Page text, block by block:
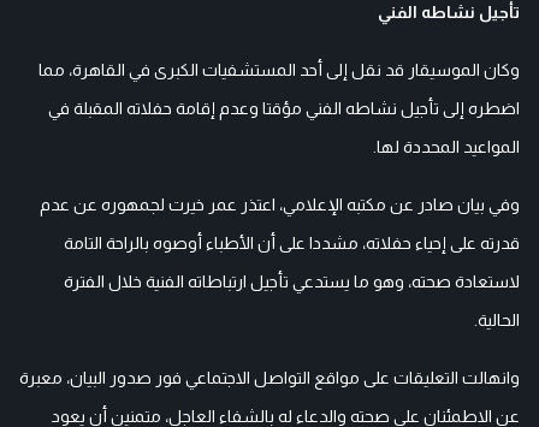
تأجيل نشاطه الفني
وكان الموسيقار قد نقل إلى أحد المستشفيات الكبرى في القاهرة، مما
اضطره إلى تأجيل نشاطه الفني مؤقتا وعدم إقامة حفلاته المقبلة في
المواعيد المحددة لها.
وفي بيان صادر عن مكتبه الإعلامي، اعتذر عمر خيرت لجمهوره عن عدم
قدرته على إحياء حفلاته، مشددا على أن الأطباء أوصوه بالراحة التامة
لاستعادة صحته، وهو ما يستدعي تأجيل ارتباطاته الفنية خلال الفترة
الحالية.
وانهالت التعليقات على مواقع التواصل الاجتماعي فور صدور البيان، معبرة
عن الاطمئنان على صحته والدعاء له بالشفاء العاجل، متمنين أن يعود